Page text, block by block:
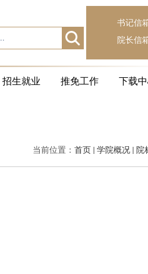
书记信
院长信
招生就业 推免工作 下载
当前位置： 首页 学院概况 院